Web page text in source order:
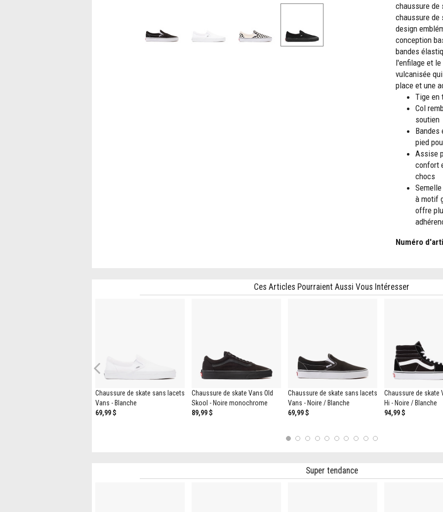
chaussure de
chaussure de
design
conception
bandes
l'enfilage et
vulcanisée
place et une
Tige en
Col
soutien
Bandes
pied
Assise
confort
chocs
à motif
offre
Numéro
Ces Articles Pourraient Aussi Vous Intéresser
Previous
Chaussure de skate sans lacets
Vans - Blanche
69,99 $
Chaussure de skate Vans Old
Skool - Noire monochrome
89,99 $
Chaussure de skate sans lacets
Vans - Noire / Blanche
69,99 $
Chaussure de skate
Hi - Noire / Blanche
94,99 $
Super tendance